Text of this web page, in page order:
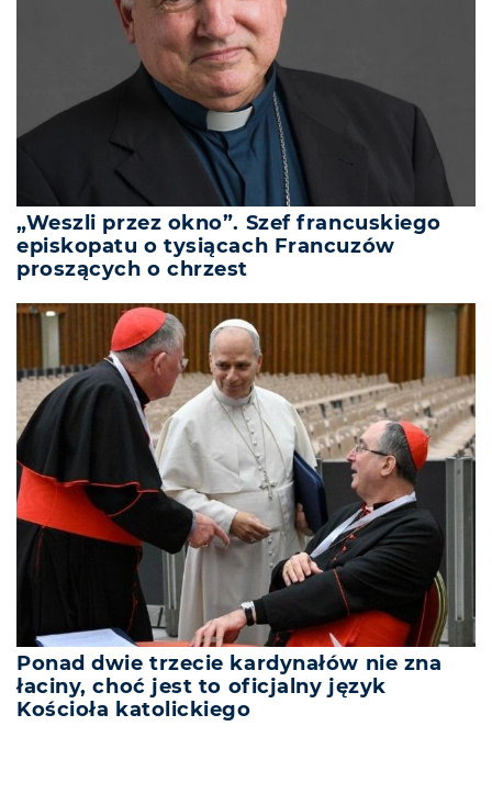
„Weszli przez okno”. Szef francuskiego
episkopatu o tysiącach Francuzów
proszących o chrzest
Ponad dwie trzecie kardynałów nie zna
łaciny, choć jest to oficjalny język
Kościoła katolickiego